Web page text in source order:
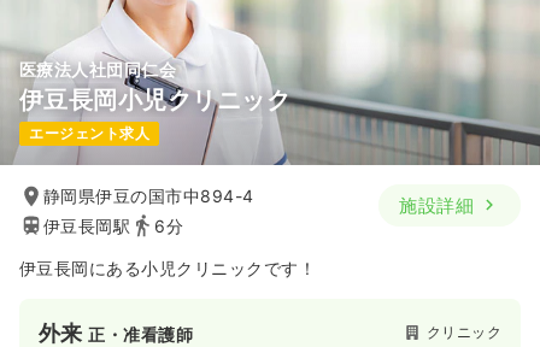
医療法人社団同仁会
伊豆長岡小児クリニック
エージェント求人
静岡県伊豆の国市中894-4
伊豆長岡駅
6分
施設詳細
伊豆長岡にある小児クリニックです！
外来正・准看護師 クリニック